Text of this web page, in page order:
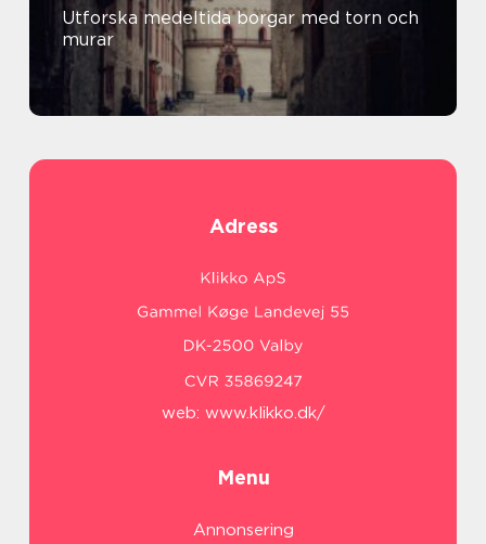
Utforska medeltida borgar med torn och
murar
Adress
web: www.klikko.dk/
Menu
Annonsering